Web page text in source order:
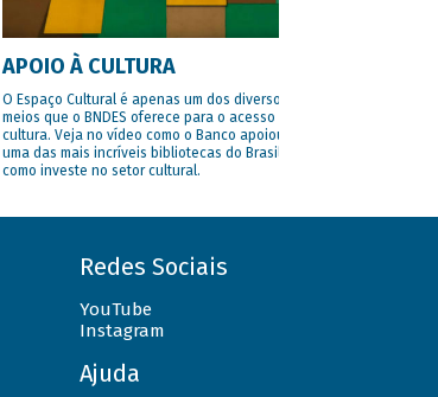
APOIO À CULTURA
O Espaço Cultural é apenas um dos diversos
meios que o BNDES oferece para o acesso à
cultura. Veja no vídeo como o Banco apoiou
uma das mais incríveis bibliotecas do Brasil e
como investe no setor cultural.
Redes Sociais
YouTube
Instagram
Ajuda